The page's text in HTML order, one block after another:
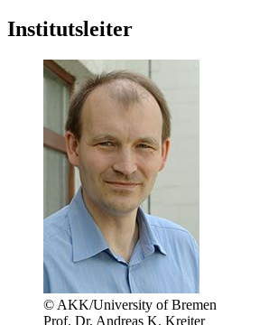
Institutsleiter
© AKK/University of Bremen
Prof. Dr. Andreas K. Kreiter